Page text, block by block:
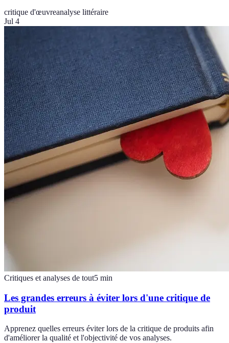
critique d'œuvreanalyse littéraire
Jul 4
Critiques et analyses de tout5 min
Les grandes erreurs à éviter lors d'une critique de
produit
Apprenez quelles erreurs éviter lors de la critique de produits afin
d'améliorer la qualité et l'objectivité de vos analyses.